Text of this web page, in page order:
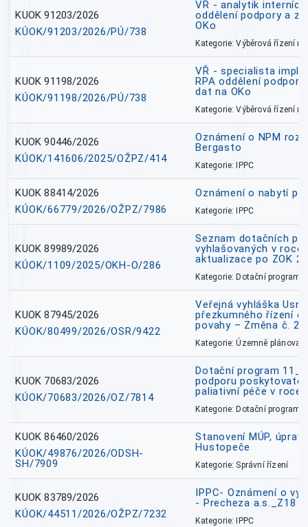
KUOK 91203/2026
KÚOK/91203/2026/PÚ/738
VŘ - analytik
oddělení podpory a
OKo
Kategorie: Výběrová řízení
KUOK 91198/2026
KÚOK/91198/2026/PÚ/738
VŘ - specialista
RPA oddělení
dat na OKo
Kategorie: Výběrová řízení
KUOK 90446/2026
KÚOK/141606/2025/OŽPZ/414
Oznámení o NPM
Bergasto
Kategorie: IPPC
KUOK 88414/2026
KÚOK/66779/2026/OŽPZ/7986
Oznámení o nabytí
Kategorie: IPPC
KUOK 89989/2026
KÚOK/1109/2025/OKH-O/286
Seznam dotačních
vyhlašovaných v roce
aktualizace po ZOK
Kategorie: Dotační
KUOK 87945/2026
KÚOK/80499/2026/OSR/9422
Veřejná vyhláška
přezkumného řízení
povahy – Změna č. 2
Kategorie: Územně
KUOK 70683/2026
KÚOK/70683/2026/OZ/7814
Dotační program
podporu
paliativní péče v roce
Kategorie: Dotační
KUOK 86460/2026
KÚOK/49876/2026/ODSH-
SH/7909
Stanovení MÚP,
Hustopeče
Kategorie: Správní řízení
KUOK 83789/2026
KÚOK/44511/2026/OŽPZ/7232
IPPC- Oznámení o
- Precheza a.s._Z18
Kategorie: IPPC